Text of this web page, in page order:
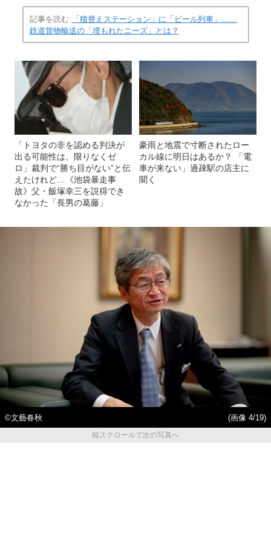
記事を読む
「積替えステーション」に「ビール列車」……
鉄道貨物輸送の「埋もれたニーズ」とは？
「トヨタの非を認める判決が
出る可能性は、限りなくゼ
ロ」裁判で“勝ち目がない”と伝
えたけれど…《池袋暴走事
故》父・飯塚幸三を説得でき
なかった「長男の葛藤」
豪雨と地震で寸断されたロー
カル線に明日はあるか？ 「電
車が来ない」過疎駅の店主に
聞く
©文藝春秋
(画像 4/19)
縦スクロールで次の写真へ